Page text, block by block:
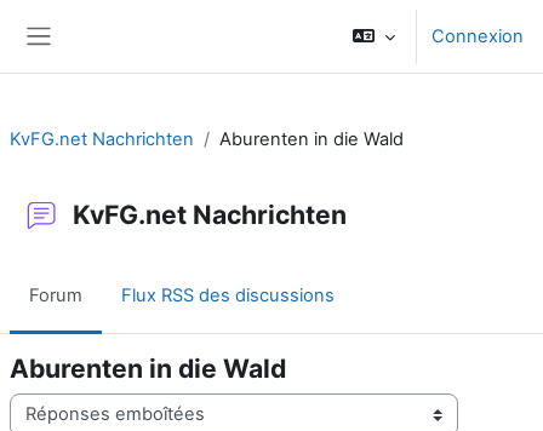
Connexion
KvFG.net Nachrichten Aburenten in die Wald
KvFG.net Nachrichten
Forum Flux RSS des discussions
Aburenten in die Wald
Type d’affichage